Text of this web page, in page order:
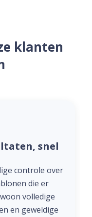
klanten
snel
controle over
die er
volledige
en geweldige